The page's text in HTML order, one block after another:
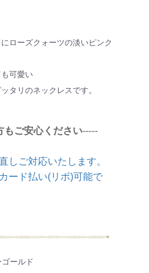
ローズクォーツの淡いピンク
可愛い
タリのネックレスです。
もご安心ください-----
しご対応いたします。
ード払い(リボ)可能で
ールド